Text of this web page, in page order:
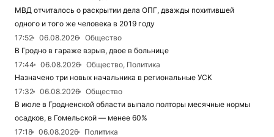
МВД отчиталось о раскрытии дела ОПГ, дважды похитившей
одного и того же человека в 2019 году
17:52
06.08.2026
Общество
В Гродно в гараже взрыв, двое в больнице
17:44
06.08.2026
Общество, Политика
Назначено три новых начальника в региональные УСК
17:32
06.08.2026
Общество
В июле в Гродненской области выпало полторы месячные нормы
осадков, в Гомельской — менее 60%
17:18
06.08.2026
Политика